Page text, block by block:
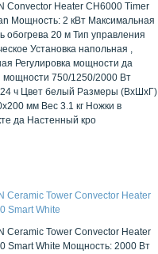
Convector Heater CH6000 Timer
Мощность: 2 кВт Максимальная
обогрева 20 м Тип управления
Установка напольная ,
Регулировка мощности да
750/1250/2000 Вт
ч Цвет белый Размеры (ВxШxГ)
мм Вес 3.1 кг Ножки в
да Настенный кро
Ceramic Tower Convector Heater
Smart White
Ceramic Tower Convector Heater
Smart White Мощность: 2000 Вт